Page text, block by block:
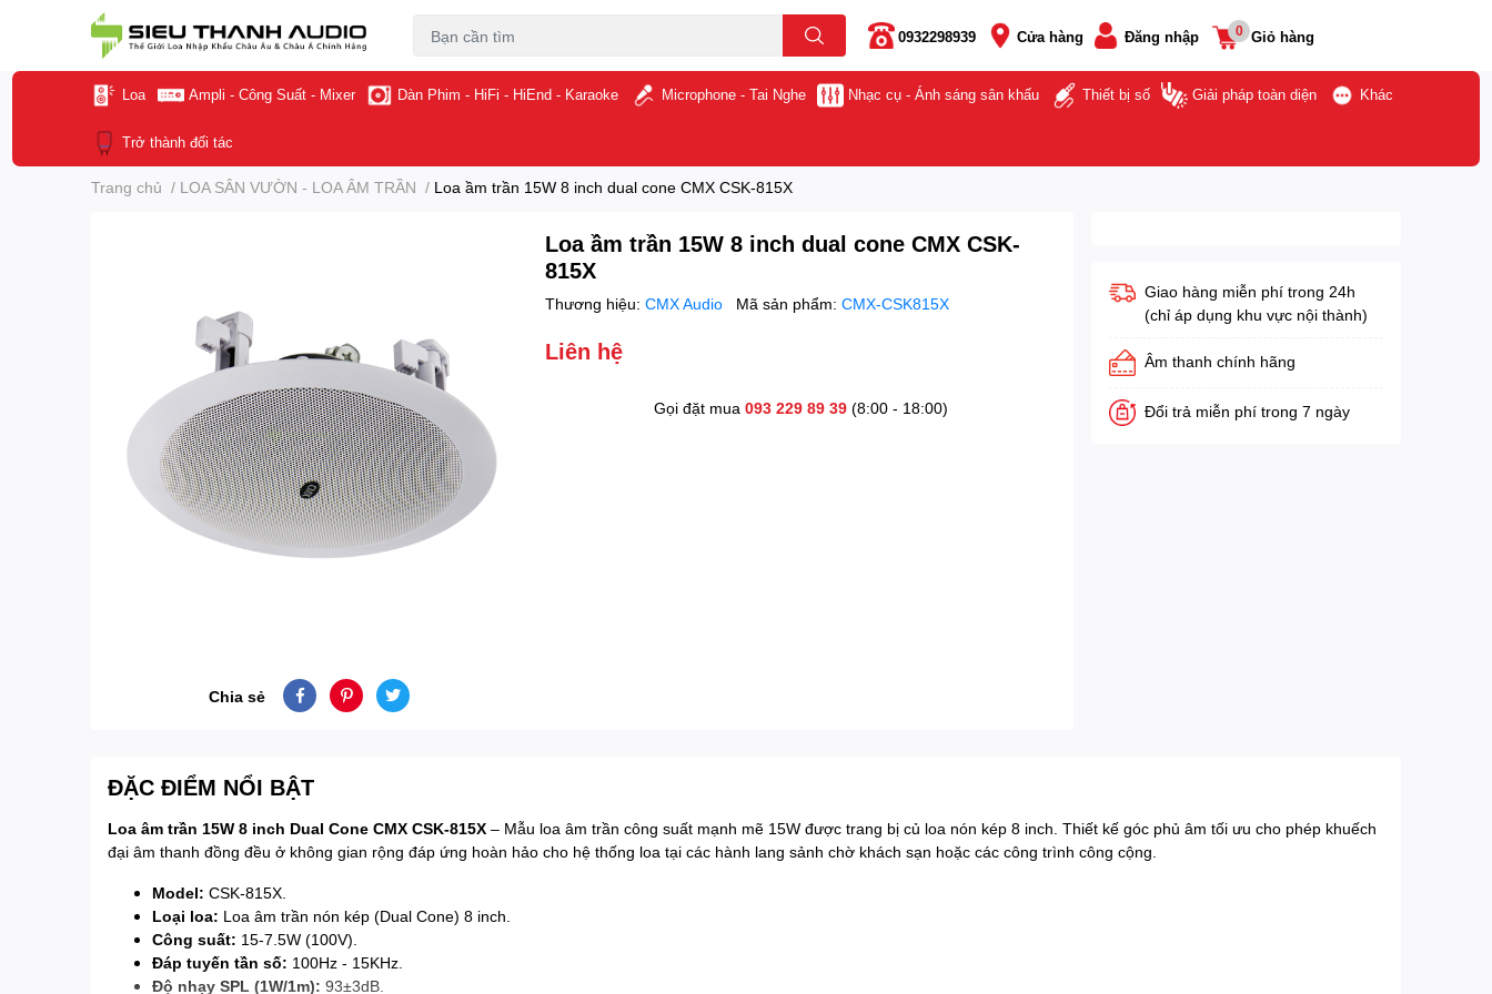
0932298939 Cửa hàng Đăng nhập Giỏ hàng
0
Loa Ampli - Công Suất - Mixer Dàn Phim - HiFi - HiEnd - Karaoke Microphone - Tai Nghe Nhạc cụ - Ánh sáng sân khấu Thiết bị số Giải pháp toàn diện Khác
Trở thành đối tác
Trang chủ / LOA SÂN VƯỜN - LOA ÂM TRẦN / Loa ầm trần 15W 8 inch dual cone CMX CSK-815X
Chia sẻ
Loa ầm trần 15W 8 inch dual cone CMX CSK-
815X
Thương hiệu:CMX Audio Mã sản phẩm:CMX-CSK815X
Liên hệ
Gọi đặt mua 093 229 89 39(8:00 - 18:00)
Giao hàng miễn phí trong 24h
(chỉ áp dụng khu vực nội thành)
Âm thanh chính hãng
Đổi trả miễn phí trong 7 ngày
ĐẶC ĐIỂM NỔI BẬT
Loa âm trần 15W 8 inch Dual Cone CMX CSK-815X – Mẫu loa âm trần công suất mạnh mẽ 15W được trang bị củ loa nón kép 8 inch. Thiết kế góc phủ âm tối ưu cho phép khuếch
đại âm thanh đồng đều ở không gian rộng đáp ứng hoàn hảo cho hệ thống loa tại các hành lang sảnh chờ khách sạn hoặc các công trình công cộng.
Model: CSK-815X.
Loại loa: Loa âm trần nón kép (Dual Cone) 8 inch.
Công suất: 15-7.5W (100V).
Đáp tuyến tần số: 100Hz - 15KHz.
Độ nhạy SPL (1W/1m): 93±3dB.